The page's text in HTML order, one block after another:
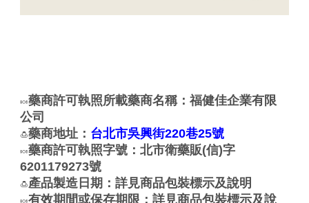
🍬藥商許可執照所載藥商名稱：福健佳企業有限
公司
🍮藥商地址： 台北市吳興街220巷25號
🍬藥商許可執照字號：北市衛藥販(信)字
6201179273號
🍮產品製造日期：詳見商品包裝標示及說明
🍬有效期間或保存期限：詳見商品包裝標示及說